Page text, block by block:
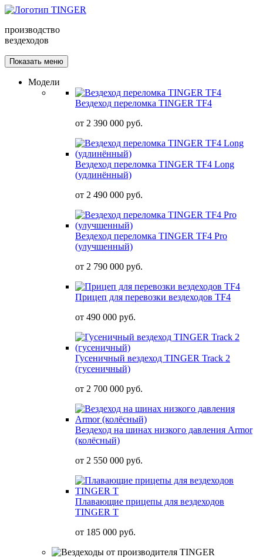
производство
вездеходов
Показать меню
Модели
Вездеход переломка TINGER TF4
от 2 390 000 руб.
Вездеход переломка TINGER TF4 Long
(удлинённый)
от 2 490 000 руб.
Вездеход переломка TINGER TF4 Pro
(улучшенный)
от 2 790 000 руб.
Прицеп для перевозки вездеходов TF4
от 490 000 руб.
Гусеничный вездеход TINGER Track 2
(гусеничный)
от 2 700 000 руб.
Вездеход на шинах низкого давления Armor
(колёсный)
от 2 550 000 руб.
Плавающие прицепы для вездеходов
TINGER T
от 185 000 руб.